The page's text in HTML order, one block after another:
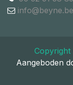
info@beyne.be
Aangeboden